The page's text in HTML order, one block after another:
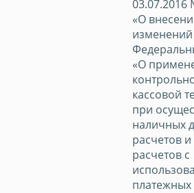
«О
«О
кассовой
при
наличных
расчетов
расчетов с
платежных